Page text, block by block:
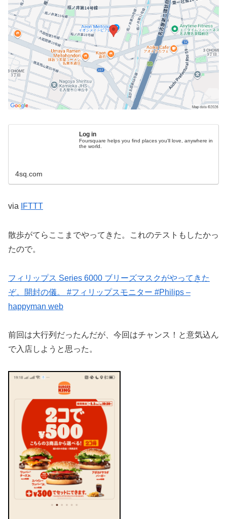
Log in
Foursquare helps you find places you'll love, anywhere in
the world.
4sq.com
via IFTTT
散歩がてらここまでやってきた。これのテストもしたかっ
たので。
フィリップス Series 6000 ブリーズマスクがやってきた
ぞ。開封の儀。 #フィリップスモニター #Philips –
happyman web
前回は大行列だったんだが、今回はチャンス！と意気込ん
で入店しようと思った。